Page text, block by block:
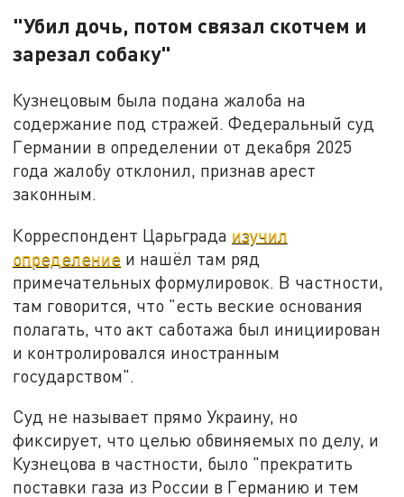
"Убил дочь, потом связал скотчем и
зарезал собаку"
Кузнецовым была подана жалоба на
содержание под стражей. Федеральный суд
Германии в определении от декабря 2025
года жалобу отклонил, признав арест
законным.
Корреспондент Царьграда изучил
определение и нашёл там ряд
примечательных формулировок. В частности,
там говорится, что "есть веские основания
полагать, что акт саботажа был инициирован
и контролировался иностранным
государством".
Суд не называет прямо Украину, но
фиксирует, что целью обвиняемых по делу, и
Кузнецова в частности, было "прекратить
поставки газа из России в Германию и тем